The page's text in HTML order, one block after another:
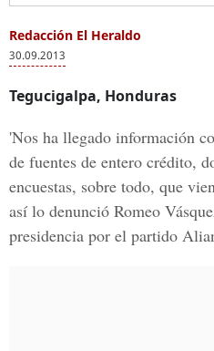
Redacción El Heraldo
30.09.2013
Tegucigalpa, Honduras
'Nos ha llegado información
de fuentes de entero crédito,
encuestas, sobre todo, que
así lo denunció Romeo
presidencia por el partido